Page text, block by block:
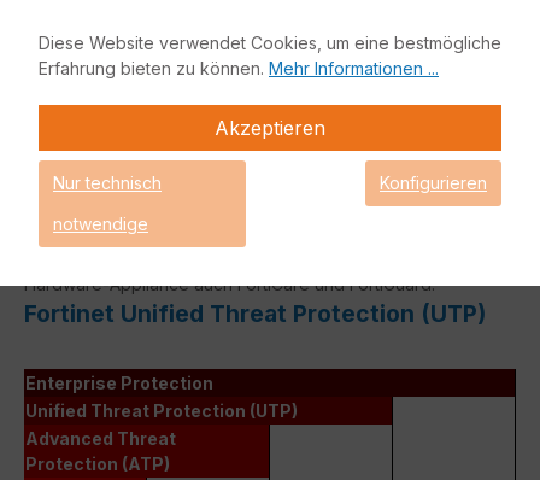
Lizenzverlängerungen, sollte Ihre
Lizenz demnächst ablaufen oder
Das Fortinet UTP Protection Lizenzbundle liefert eine
vollumfängliche Netzwerksicherheit für Ihre IT-Infrastruktur.
Hardware-Appliance auch FortiCare und FortiGuard.
Fortinet Unified Threat Protection (UTP)
Enterprise Protection
Unified Threat Protection (UTP)
Advanced Threat
Protection (ATP)
Diese Website verwendet Cookies, um eine bestmögliche
Erfahrung bieten zu können. Mehr Informationen ...
Akzeptieren
Nur technisch
notwendige
Konfigurieren